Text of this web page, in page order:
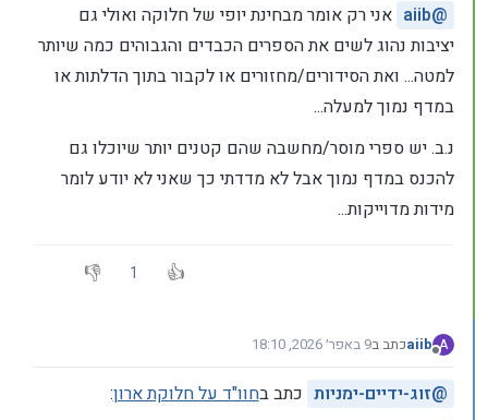
@
aiib אני רק אומר מבחינת יופי של חלוקה ואולי גם
יציבות נהוג לשים את הספרים הכבדים והגבוהים כמה שיותר
למטה... ואת הסידורים/מחזורים או לקבור בתוך הדלתות או
במדף נמוך למעלה...
נ.ב. יש ספרי מוסר/מחשבה שהם קטנים יותר שיוכלו גם
להכנס במדף נמוך אבל לא מדדתי כך שאני לא יודע לומר
מידות מדוייקות...
1
A
מנותק
aiibכתב ב9 באפר׳ 2026, 18:10
נערך לאחרונה על ידי
@זוג-ידיים-ימניות כתב בחוו"ד על חלוקת ארון: